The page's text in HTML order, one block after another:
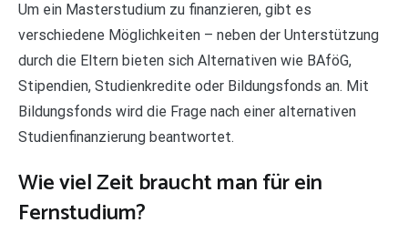
Um ein Masterstudium zu finanzieren, gibt es
verschiedene Möglichkeiten – neben der Unterstützung
durch die Eltern bieten sich Alternativen wie BAföG,
Stipendien, Studienkredite oder Bildungsfonds an. Mit
Bildungsfonds wird die Frage nach einer alternativen
Studienfinanzierung beantwortet.
Wie viel Zeit braucht man für ein
Fernstudium?